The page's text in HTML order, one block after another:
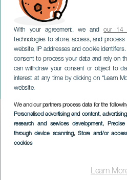
With your agreement, we andour 14
technologies to store, access, and
website, IP addresses and cookie
consent to process your data and rely on
can withdraw your consent or object to
interest at any time by clicking on “Learn
website.
We and our partners process data for the
Personalised advertising and content,
research and services development, Precise
through device scanning, Store and/or
cookies
Learn
Orchestre à
Canaria
GRAN CANARIA
Imagen
Listado